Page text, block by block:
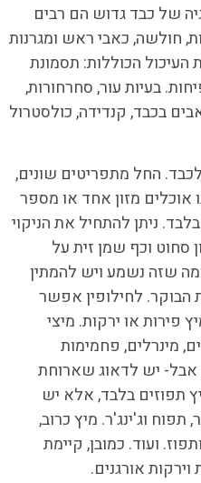
של כבד גדוש הם רבים
חולשה, כאבי ראש ומגרנות
העיכול הכוללות: תסמונת
בעיות עור, סחרחורות,
בכבד, קנדידה, כולסטרול
החל מתפריטים שונים,
אוכלים מזון אחד או מספר
ניתן להתחיל את הניקוי
סחוט וכף שמן זית על
שזה נשמע ויש להמתין
לחילופין אפשר
פירות או ירקות. מיצי
מינרלים, פחמימות
אבל- יש לדאוג שארוחת
תפוזים בלבד, אלא יש
תפוח וג'ינג'ר. מיץ כרוב,
ועוד. כמובן, קיימת
אורגנים.